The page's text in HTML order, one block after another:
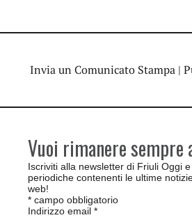
Invia un Comunicato Stampa |
Vuoi rimanere sempre
Iscriviti alla newsletter di Friuli Oggi
periodiche contenenti le ultime
web!
* campo obbligatorio
Indirizzo email *